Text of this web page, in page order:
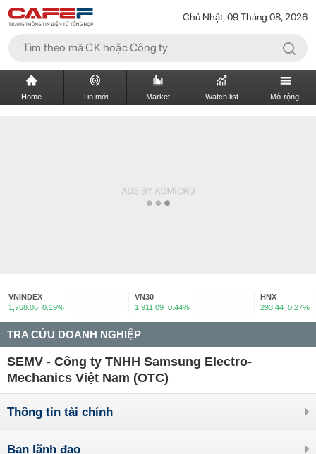
Chủ Nhật, 09 Tháng 08, 2026
Home Tin mới Market Watch list Mở rộng
VNINDEX
1,768.06 0.19%
VN30
1,911.09 0.44%
HNX
293.44 0.27%
TRA CỨU DOANH NGHIỆP
SEMV - Công ty TNHH Samsung Electro-
Mechanics Việt Nam (OTC)
Thông tin tài chính
Ban lãnh đạo